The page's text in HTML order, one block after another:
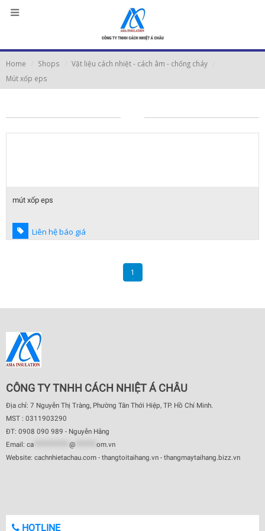
Home Shops
Vật liệu cách nhiệt - cách âm - chống cháy
Mút xốp eps
mút xốp eps
Liên hệ báo giá
1
CÔNG TY TNHH CÁCH NHIỆT Á CHÂU
Địa chỉ: 7 Nguyễn Thị Tràng, Phường Tân Thới Hiệp, TP. Hồ Chí Minh.
MST : 0311903290
ĐT: 0908 090 989 - Nguyễn Hằng
Email: ca @
om.vn
Website: cachnhietachau.com - thangtoitaihang.vn - thangmaytaihang.bizz.vn
HOTLINE